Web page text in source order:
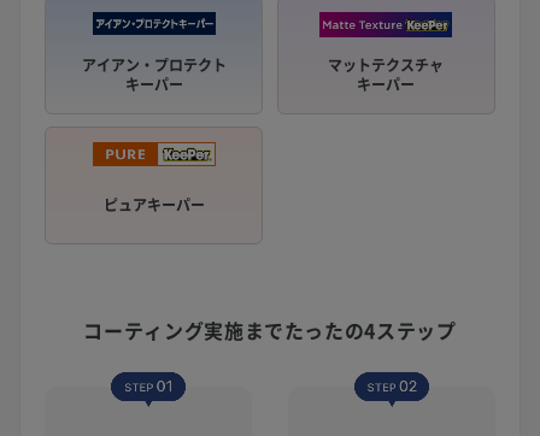
アイアン・プロテクト
キーパー
マットテクスチャ
キーパー
ピュアキーパー
コーティング実施までたったの4ステップ